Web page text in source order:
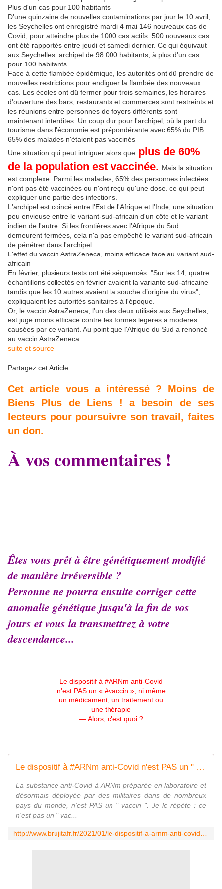
Plus d'un cas pour 100 habitants
D'une quinzaine de nouvelles contaminations par jour le 10 avril,
les Seychelles ont enregistré mardi 4 mai 146 nouveaux cas de
Covid, pour atteindre plus de 1000 cas actifs. 500 nouveaux cas
ont été rapportés entre jeudi et samedi dernier. Ce qui équivaut
aux Seychelles, archipel de 98 000 habitants, à plus d'un cas
pour 100 habitants.
Face à cette flambée épidémique, les autorités ont dû prendre de
nouvelles restrictions pour endiguer la flambée des nouveaux
cas. Les écoles ont dû fermer pour trois semaines, les horaires
d'ouverture des bars, restaurants et commerces sont restreints et
les réunions entre personnes de foyers différents sont
maintenant interdites. Un coup dur pour l'archipel, où la part du
tourisme dans l'économie est prépondérante avec 65% du PIB.
65% des malades n'étaient pas vaccinés
Une situation qui peut intriguer alors que plus de 60%
de la population est vaccinée. Mais la situation
est complexe. Parmi les malades, 65% des personnes infectées
n'ont pas été vaccinées ou n'ont reçu qu'une dose, ce qui peut
expliquer une partie des infections.
L'archipel est coincé entre l'Est de l'Afrique et l'Inde, une situation
peu envieuse entre le variant-sud-africain d'un côté et le variant
indien de l'autre. Si les frontières avec l'Afrique du Sud
demeurent fermées, cela n'a pas empêché le variant sud-africain
de pénétrer dans l'archipel.
L'effet du vaccin AstraZeneca, moins efficace face au variant sud-
africain
En février, plusieurs tests ont été séquencés. "Sur les 14, quatre
échantillons collectés en février avaient la variante sud-africaine
tandis que les 10 autres avaient la souche d’origine du virus",
expliquaient les autorités sanitaires à l'époque.
Or, le vaccin AstraZeneca, l'un des deux utilisés aux Seychelles,
est jugé moins efficace contre les formes légères à modérés
causées par ce variant. Au point que l'Afrique du Sud a renoncé
au vaccin AstraZeneca..
suite et source
Partagez cet Article
Cet article vous a intéressé ? Moins de
Biens Plus de Liens ! a besoin de ses
lecteurs pour poursuivre son travail, faites
un don.
À vos commentaires !
Êtes vous prêt à être génétiquement modifié
de manière irréversible ?
Personne ne pourra ensuite corriger cette
anomalie génétique jusqu'à la fin de vos
jours et vous la transmettrez à votre
descendance...
Le dispositif à #ARNm anti-Covid
n'est PAS un « #vaccin », ni même
un médicament, un traitement ou
une thérapie
— Alors, c'est quoi ?
Le dispositif à #ARNm anti-Covid n'est PAS un " #vaccin ", ni même un médicament, un traitement ou une thérapie - Alors, c'est quoi ? - MOINS de BIENS PLUS de LIENS
La substance anti-Covid à ARNm préparée en laboratoire et
désormais déployée par des militaires dans de nombreux
pays du monde, n'est PAS un " vaccin ". Je le répète : ce
n'est pas un " vac...